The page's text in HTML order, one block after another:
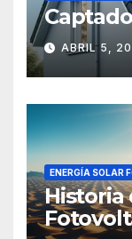
ABRIL 5,
ENERGÍA SOLAR
Historia